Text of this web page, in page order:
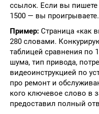
ссылок. Если вы пишете
1500 — вы проигрываете.
Пример: Страница «как
280 словами.
таблицей сравнения по
шума, тип привода,
видеоинструкцией по
про ремонт и
кого ключевое слово в
предоставил полный